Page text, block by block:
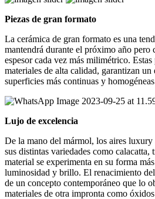
Piezas de gran formato
La cerámica de gran formato es una
mantendrá durante el próximo año pero
espesor cada vez más milimétrico.
materiales de alta calidad, garantizan
superficies más continuas y
Lujo de excelencia
De la mano del mármol, los aires
sus distintas variedades como calacatta,
material se experimenta en su forma
luminosidad y brillo. El renacimiento
de un concepto contemporáneo que lo
materiales de otra impronta como